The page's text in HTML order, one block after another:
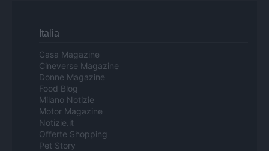
Italia
Casa Magazine
Cineverse Magazine
Donne Magazine
Food Blog
Milano Notizie
Motor Magazine
Notizie.it
Offerte Shopping
Pet Story